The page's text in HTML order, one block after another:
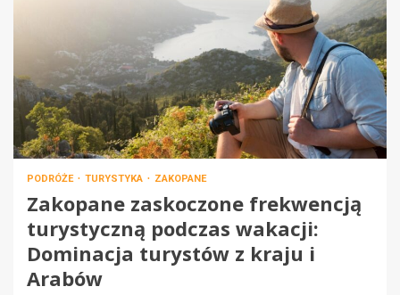
PODRÓŻE TURYSTYKA ZAKOPANE
Zakopane zaskoczone frekwencją
turystyczną podczas wakacji:
Dominacja turystów z kraju i
Arabów